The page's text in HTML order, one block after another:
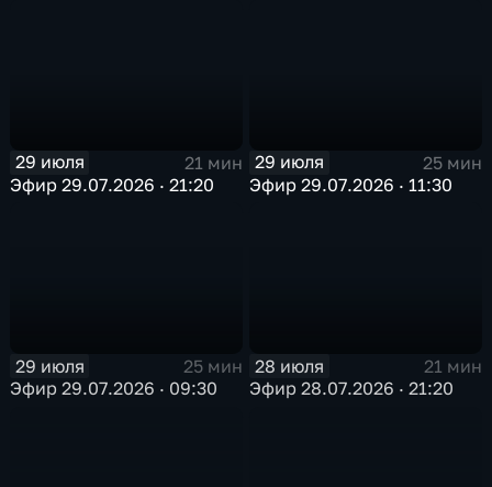
29 июля
21 мин
Эфир 29.07.2026 · 21:20
29 июля
25 мин
Эфир 29.07.2026 · 11:30
29 июля
25 мин
Эфир 29.07.2026 · 09:30
28 июля
21 мин
Эфир 28.07.2026 · 21:20